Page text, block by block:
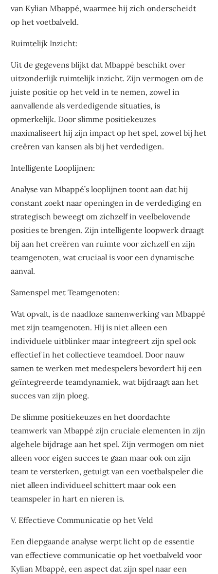
van Kylian Mbappé, waarmee hij zich onderscheidt
op het voetbalveld.
Ruimtelijk Inzicht:
Uit de gegevens blijkt dat Mbappé beschikt over
uitzonderlijk ruimtelijk inzicht. Zijn vermogen om de
juiste positie op het veld in te nemen, zowel in
aanvallende als verdedigende situaties, is
opmerkelijk. Door slimme positiekeuzes
maximaliseert hij zijn impact op het spel, zowel bij het
creëren van kansen als bij het verdedigen.
Intelligente Looplijnen:
Analyse van Mbappé’s looplijnen toont aan dat hij
constant zoekt naar openingen in de verdediging en
strategisch beweegt om zichzelf in veelbelovende
posities te brengen. Zijn intelligente loopwerk draagt
bij aan het creëren van ruimte voor zichzelf en zijn
teamgenoten, wat cruciaal is voor een dynamische
aanval.
Samenspel met Teamgenoten:
Wat opvalt, is de naadloze samenwerking van Mbappé
met zijn teamgenoten. Hij is niet alleen een
individuele uitblinker maar integreert zijn spel ook
effectief in het collectieve teamdoel. Door nauw
samen te werken met medespelers bevordert hij een
geïntegreerde teamdynamiek, wat bijdraagt aan het
succes van zijn ploeg.
De slimme positiekeuzes en het doordachte
teamwerk van Mbappé zijn cruciale elementen in zijn
algehele bijdrage aan het spel. Zijn vermogen om niet
alleen voor eigen succes te gaan maar ook om zijn
team te versterken, getuigt van een voetbalspeler die
niet alleen individueel schittert maar ook een
teamspeler in hart en nieren is.
V. Effectieve Communicatie op het Veld
Een diepgaande analyse werpt licht op de essentie
van effectieve communicatie op het voetbalveld voor
Kylian Mbappé, een aspect dat zijn spel naar een